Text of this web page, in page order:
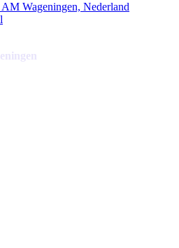
AM Wageningen, Nederland